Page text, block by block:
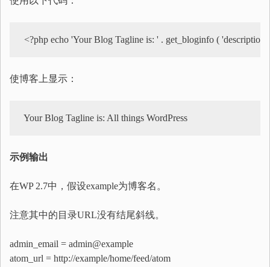
使博客上显示：
示例输出
在WP 2.7中，假设example为博客名。
注意其中的目录URL没有结尾斜线。
admin_email = admin@example
atom_url = http://example/home/feed/atom